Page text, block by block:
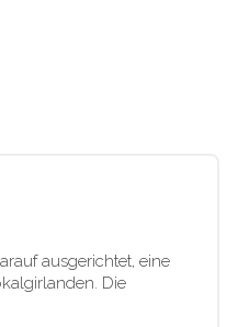
ausgerichtet, eine
Die